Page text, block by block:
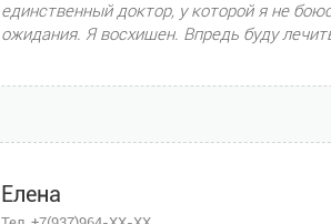
единственный доктор, у которой я не
ожидания. Я восхищен. Впредь буду
Елена